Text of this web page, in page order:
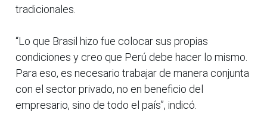
tradicionales.
“Lo que Brasil hizo fue colocar sus propias
condiciones y creo que Perú debe hacer lo mismo.
Para eso, es necesario trabajar de manera conjunta
con el sector privado, no en beneficio del
empresario, sino de todo el país”, indicó.